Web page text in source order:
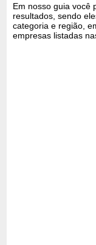
Em nosso guia você
resultados, sendo
categoria e região,
empresas listadas